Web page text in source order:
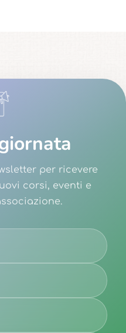
per ricevere
corsi, eventi e